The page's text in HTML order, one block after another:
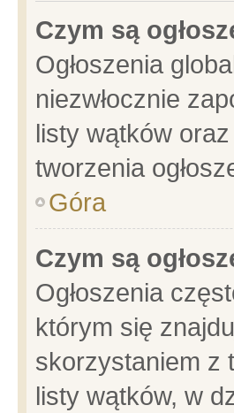
Czym są
Ogłoszenia
niezwłocznie
listy wątków
tworzenia
Góra
Czym są
Ogłoszenia
którym się
skorzystaniem z
listy wątków, w